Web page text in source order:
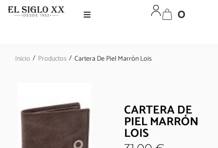
0
Inicio / Productos / Cartera De Piel Marrón Lois
CARTERA DE
PIEL MARRÓN
LOIS